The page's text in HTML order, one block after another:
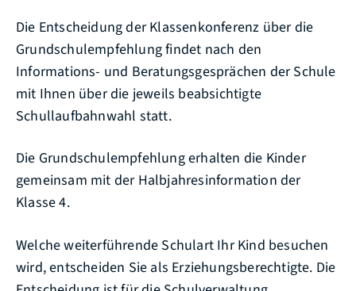
Die Entscheidung der Klassenkonferenz über die
Grundschulempfehlung findet nach den
Informations- und Beratungsgesprächen der Schule
mit Ihnen über die jeweils beabsichtigte
Schullaufbahnwahl statt.
Die Grundschulempfehlung erhalten die Kinder
gemeinsam mit der Halbjahresinformation der
Klasse 4.
Welche weiterführende Schulart Ihr Kind besuchen
wird, entscheiden Sie als Erziehungsberechtigte. Die